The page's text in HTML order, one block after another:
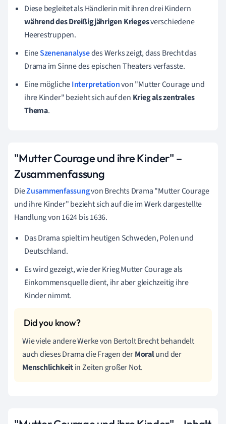
Diese begleitet als Händlerin mit ihren drei Kindern
während des Dreißigjährigen Kriegesverschiedene
Heerestruppen.
EineSzenenanalysedes Werks zeigt, dass Brecht das
Drama im Sinne des epischen Theaters verfasste.
Eine möglicheInterpretationvon "Mutter Courage und
ihre Kinder" bezieht sich auf den Krieg als zentrales
Thema.
"Mutter Courage und ihre Kinder" –
Zusammenfassung
DieZusammenfassungvon Brechts Drama"Mutter Courage
und ihre Kinder"bezieht sich auf die im Werk dargestellte
Handlung von 1624 bis 1636.
Das Drama spielt im heutigen Schweden, Polen und
Deutschland.
Es wird gezeigt, wie der Krieg Mutter Courage als
Einkommensquelle dient, ihr aber gleichzeitig ihre
Kinder nimmt.
Wie viele andere Werke von Bertolt Brecht behandelt
auch dieses Drama die Fragen derMoralund der
Menschlichkeitin Zeiten großer Not.